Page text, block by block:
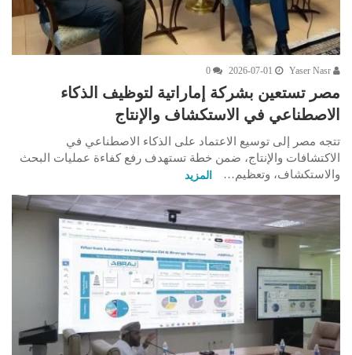
2026-07-01
0
مصر تستعين بشركة إماراتية لتوظيف الذكاء
الاصطناعي في الاستكشاف والإنتاج
تتجه مصر إلى توسيع الاعتماد على الذكاء الاصطناعي في
الاكتشافات والإنتاج، ضمن خطة تستهدف رفع كفاءة عمليات البحث
والاستكشاف، وتعظيم…
المزيد